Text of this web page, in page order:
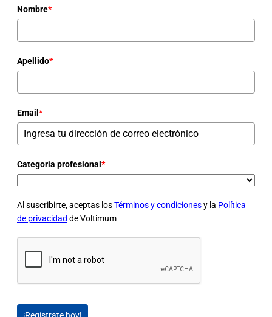
Nombre*
Apellido*
Email *
Categoria profesional *
Al suscribirte, aceptas losTérminos y condicionesy la Política
de privacidad de Voltimum